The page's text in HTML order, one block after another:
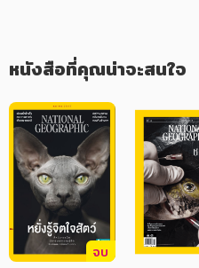
หนังสือที่คุณน่าจะสนใจ
จบ